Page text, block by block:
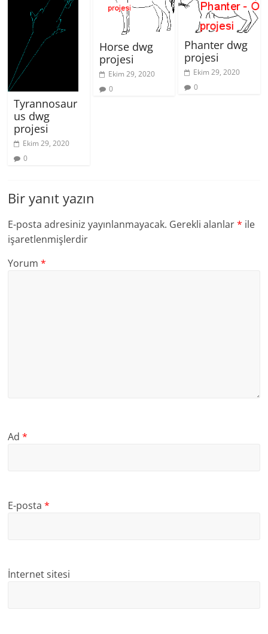
Tyrannosaur
us dwg
projesi
Ekim 29, 2020
0
Horse dwg
projesi
Ekim 29, 2020
0
Phanter dwg
projesi
Ekim 29, 2020
0
Bir yanıt yazın
E-posta adresiniz yayınlanmayacak. Gerekli alanlar* ile
işaretlenmişlerdir
Yorum*
Ad*
E-posta*
İnternet sitesi